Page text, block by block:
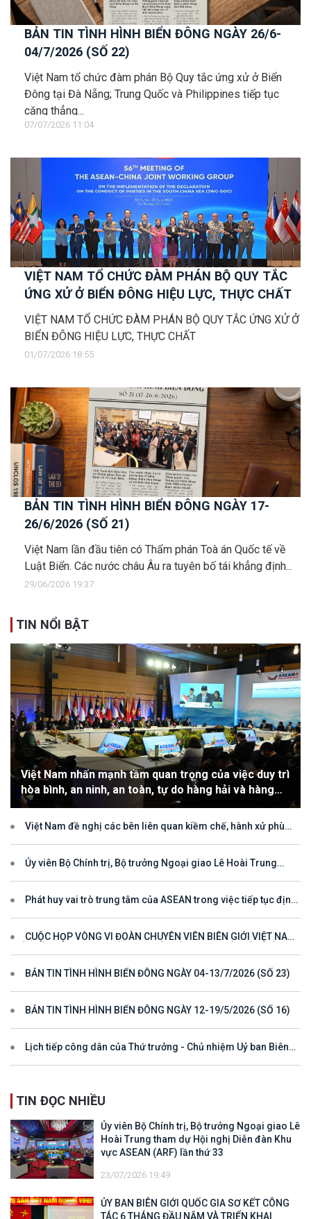
BẢN TIN TÌNH HÌNH BIỂN ĐÔNG NGÀY 26/6-
04/7/2026 (SỐ 22)
Việt Nam tổ chức đàm phán Bộ Quy tắc ứng xử ở Biển
Đông tại Đà Nẵng; Trung Quốc và Philippines tiếp tục
căng thẳng...
07/07/2026 11:04
VIỆT NAM TỔ CHỨC ĐÀM PHÁN BỘ QUY TẮC
ỨNG XỬ Ở BIỂN ĐÔNG HIỆU LỰC, THỰC CHẤT
VIỆT NAM TỔ CHỨC ĐÀM PHÁN BỘ QUY TẮC ỨNG XỬ Ở
BIỂN ĐÔNG HIỆU LỰC, THỰC CHẤT
01/07/2026 18:55
BẢN TIN TÌNH HÌNH BIỂN ĐÔNG NGÀY 17-
26/6/2026 (SỐ 21)
Việt Nam lần đầu tiên có Thẩm phán Toà án Quốc tế về
Luật Biển. Các nước châu Âu ra tuyên bố tái khẳng định...
29/06/2026 19:37
TIN NỔI BẬT
Việt Nam nhấn mạnh tầm quan trọng của việc duy trì
hòa bình, an ninh, an toàn, tự do hàng hải và hàng
không
Việt Nam đề nghị các bên liên quan kiềm chế, hành xử phù
phán đối với vùng đặc quyền kinh tế và thềm lục địa của quốc gia
ven biển
Ủy viên Bộ Chính trị, Bộ trưởng Ngoại giao Lê Hoài Trung
Phát huy vai trò trung tâm của ASEAN trong việc tiếp tục định
CUỘC HỌP VÒNG VI ĐOÀN CHUYÊN VIÊN BIÊN GIỚI VIỆT NAM
TRIỂN
BẢN TIN TÌNH HÌNH BIỂN ĐÔNG NGÀY 04-13/7/2026 (SỐ 23)
BẢN TIN TÌNH HÌNH BIỂN ĐÔNG NGÀY 12-19/5/2026 (SỐ 16)
Lịch tiếp công dân của Thứ trưởng - Chủ nhiệm Uỷ ban Biên
TIN ĐỌC NHIỀU
Ủy viên Bộ Chính trị, Bộ trưởng Ngoại giao Lê
Hoài Trung tham dự Hội nghị Diễn đàn Khu
vực ASEAN (ARF) lần thứ 33
23/07/2026 19:49
ỦY BAN BIÊN GIỚI QUỐC GIA SƠ KẾT CÔNG
TÁC 6 THÁNG ĐẦU NĂM VÀ TRIỂN KHAI